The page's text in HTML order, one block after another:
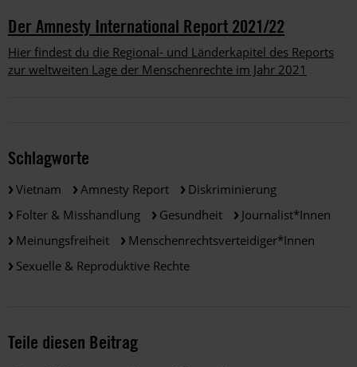
Der Amnesty International Report 2021/22
Hier findest du die Regional- und Länderkapitel des Reports
zur weltweiten Lage der Menschenrechte im Jahr 2021
Schlagworte
Vietnam Amnesty Report
Diskriminierung
Folter & Misshandlung
Gesundheit
Journalist*innen
Meinungsfreiheit
Menschenrechtsverteidiger*innen
Sexuelle & Reproduktive Rechte
Teile diesen Beitrag